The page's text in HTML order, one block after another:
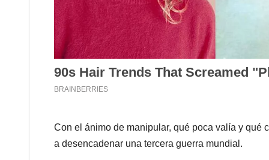
Con el ánimo de manipular, qué poca valía y qué
a desencadenar una tercera guerra mundial.